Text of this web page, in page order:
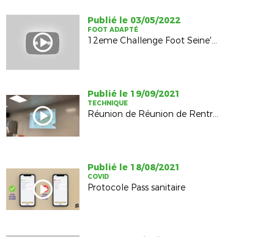
Publié le 03/05/2022
FOOT ADAPTÉ
12eme Challenge Foot Seine'Caux
Publié le 19/09/2021
TECHNIQUE
Réunion de Réunion de Rentrée U11 à U18 - Octeville - 10 Septembre 2021
Publié le 18/08/2021
COVID
Protocole Pass sanitaire